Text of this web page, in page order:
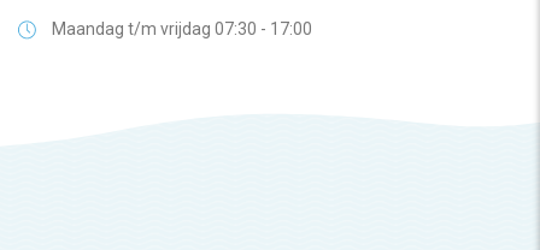
Maandag t/m vrijdag 07:30 - 17:00